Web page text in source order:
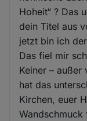
Hoheit“ ? Das
dein Titel aus
jetzt bin ich
Das fiel mir
Keiner – außer
hat das
Kirchen, euer
Wandschmuck